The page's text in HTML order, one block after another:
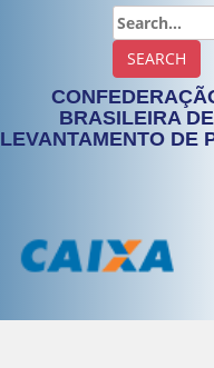
BRASILEIRA DE
LEVANTAMENTO DE